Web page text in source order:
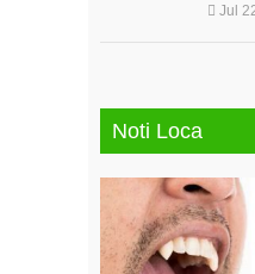
Jul
Noti Loca